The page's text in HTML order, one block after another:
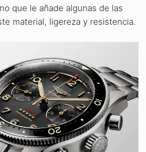
que le añade algunas de las
material, ligereza y resistencia.